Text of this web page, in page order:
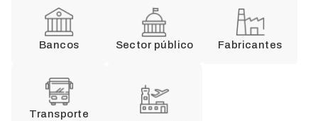
Bancos Sector público Fabricantes
Transporte